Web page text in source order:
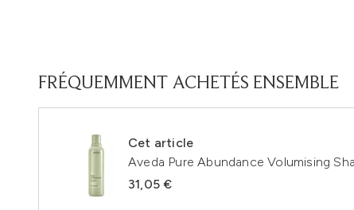
FRÉQUEMMENT ACHETÉS ENSEMBLE
Cet article
Aveda Pure Abundance Volumising
31,05 €